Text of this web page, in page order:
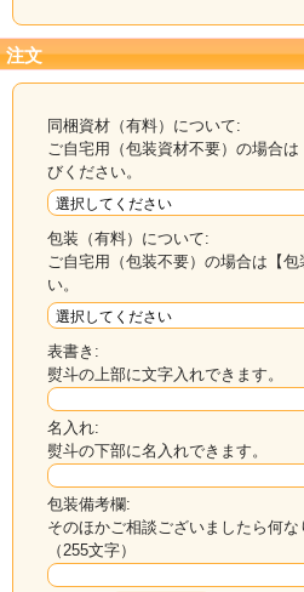
ご家庭用の日常使いにたっぷ
注文
同梱資材（有料）について:
ご自宅用（包装資材不要）の場合
びください。
包装（有料）について:
ご自宅用（包装不要）の場合は【
い。
表書き:
熨斗の上部に文字入れできます。
名入れ:
熨斗の下部に名入れできます。
包装備考欄:
そのほかご相談ございましたら何な
（255文字）